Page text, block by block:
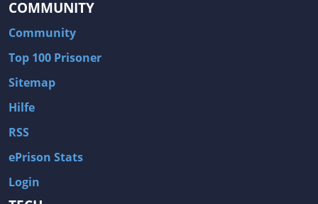
COMMUNITY
Community
Top 100 Prisoner
Sitemap
Hilfe
RSS
ePrison Stats
Login